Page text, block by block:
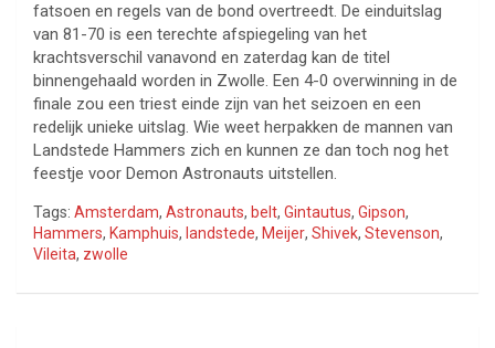
fatsoen en regels van de bond overtreedt. De einduitslag
van 81-70 is een terechte afspiegeling van het
krachtsverschil vanavond en zaterdag kan de titel
binnengehaald worden in Zwolle. Een 4-0 overwinning in de
finale zou een triest einde zijn van het seizoen en een
redelijk unieke uitslag. Wie weet herpakken de mannen van
Landstede Hammers zich en kunnen ze dan toch nog het
feestje voor Demon Astronauts uitstellen.
Tags: Amsterdam, Astronauts, belt, Gintautus, Gipson,
Hammers, Kamphuis, landstede, Meijer, Shivek, Stevenson,
Vileita, zwolle